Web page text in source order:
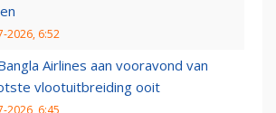
2026, 6:52
Airlines aan vooravond van
vlootuitbreiding ooit
2026, 6:45